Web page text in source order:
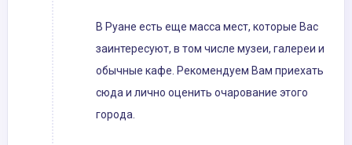
В Руане есть еще масса мест, которые Вас
заинтересуют, в том числе музеи, галереи и
обычные кафе. Рекомендуем Вам приехать
сюда и лично оценить очарование этого
города.